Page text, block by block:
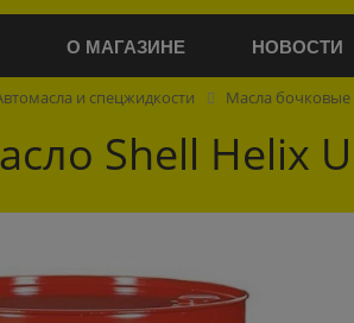
О МАГАЗИНЕ НОВОСТИ
и спецжидкости Масла бочковые
Shell Helix